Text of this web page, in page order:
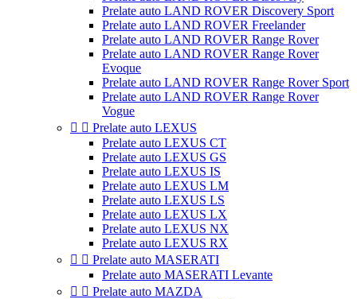
Prelate auto LAND ROVER Discovery Sport
Prelate auto LAND ROVER Freelander
Prelate auto LAND ROVER Range Rover
Prelate auto LAND ROVER Range Rover
Evoque
Prelate auto LAND ROVER Range Rover Sport
Prelate auto LAND ROVER Range Rover
Vogue
  Prelate auto LEXUS
Prelate auto LEXUS CT
Prelate auto LEXUS GS
Prelate auto LEXUS IS
Prelate auto LEXUS LM
Prelate auto LEXUS LS
Prelate auto LEXUS LX
Prelate auto LEXUS NX
Prelate auto LEXUS RX
  Prelate auto MASERATI
Prelate auto MASERATI Levante
  Prelate auto MAZDA